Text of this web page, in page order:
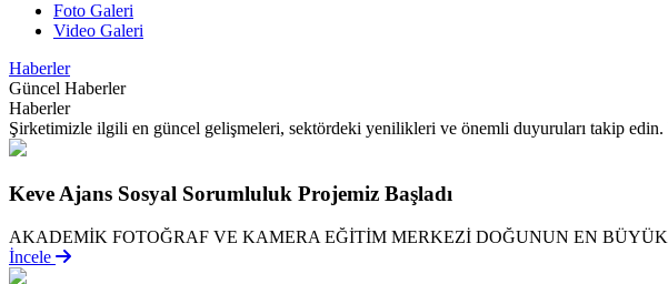
Foto Galeri
Video Galeri
Haberler
Güncel Haberler
Haberler
Şirketimizle ilgili en güncel gelişmeleri, sektördeki yenilikleri ve önemli duyuruları takip
Keve Ajans Sosyal Sorumluluk Projemiz Başladı
AKADEMİK FOTOĞRAF VE KAMERA EĞİTİM MERKEZİ DOĞUNUN EN BÜYÜK
İncele